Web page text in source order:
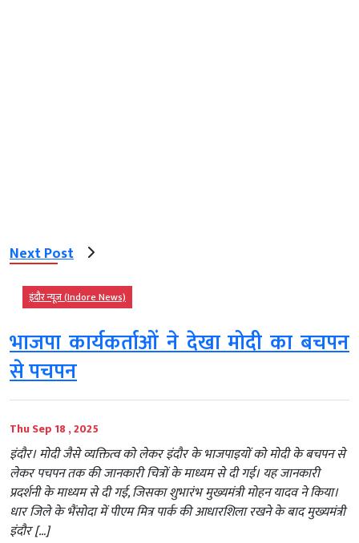
Next Post
इंदौर न्यूज़ (Indore News)
भाजपा कार्यकर्ताओं ने देखा मोदी का बचपन
से पचपन
Thu Sep 18 , 2025
इंदौर। मोदी जैसे व्यक्तित्व को लेकर इंदौर के भाजपाइयों को मोदी के बचपन से
लेकर पचपन तक की जानकारी चित्रों के माध्यम से दी गई। यह जानकारी
प्रदर्शनी के माध्यम से दी गई, जिसका शुभारंभ मुख्यमंत्री मोहन यादव ने किया।
धार जिले के भैंसोदा में पीएम मित्र पार्क की आधारशिला रखने के बाद मुख्यमंत्री
इंदौर […]